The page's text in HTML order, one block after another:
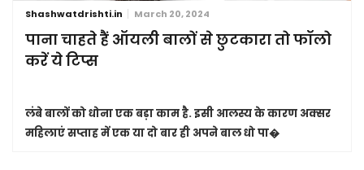
Shashwatdrishti.in March 20, 2024
पाना चाहते हैं ऑयली बालों से छुटकारा तो फॉलो
करें ये टिप्स
लंबे बालों को धोना एक बड़ा काम है. इसी आलस्य के कारण अक्सर
महिलाएं सप्ताह में एक या दो बार ही अपने बाल धो पा�